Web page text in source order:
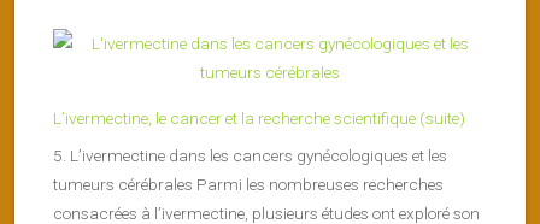
L’ivermectine, le cancer et la recherche scientifique (suite)
5. L’ivermectine dans les cancers gynécologiques et les
tumeurs cérébrales Parmi les nombreuses recherches
consacrées à l’ivermectine, plusieurs études ont exploré son